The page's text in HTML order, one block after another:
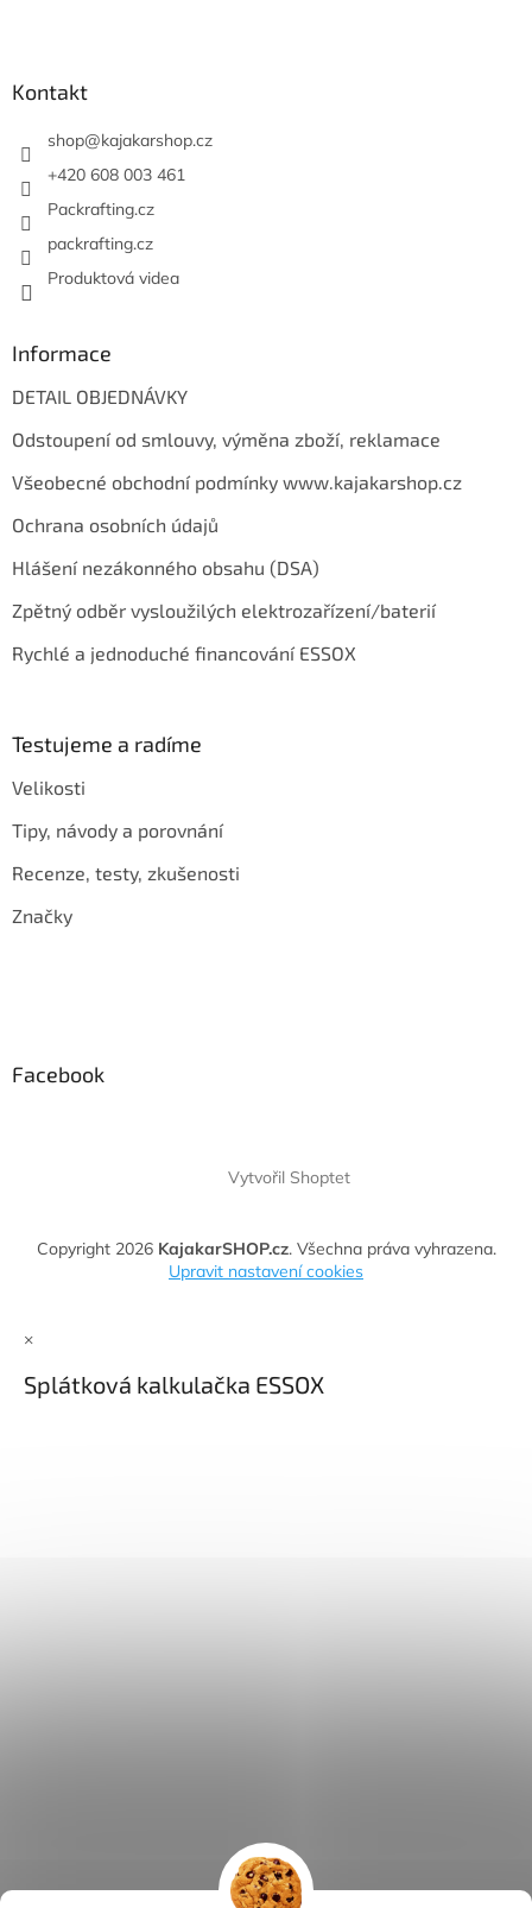
Kontakt
shop@kajakarshop.cz
+420 608 003 461
Packrafting.cz
packrafting.cz
Produktová videa
Informace
DETAIL OBJEDNÁVKY
Odstoupení od smlouvy, výměna zboží, reklamace
Všeobecné obchodní podmínky www.kajakarshop.cz
Ochrana osobních údajů
Hlášení nezákonného obsahu (DSA)
Zpětný odběr vysloužilých elektrozařízení/baterií
Rychlé a jednoduché financování ESSOX
Testujeme a radíme
Velikosti
Tipy, návody a porovnání
Recenze, testy, zkušenosti
Značky
Facebook
Vytvořil Shoptet
Copyright 2026 KajakarSHOP.cz. Všechna práva vyhrazena.
Upravit nastavení cookies
×
Splátková kalkulačka ESSOX